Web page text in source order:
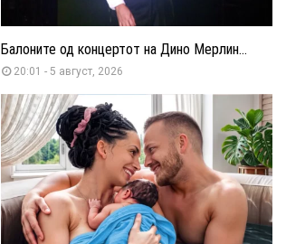
Балоните од концертот на Дино Мерлин...
20:01 - 5 август, 2026